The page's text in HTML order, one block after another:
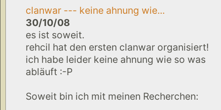
clanwar --- keine ahnung wie...
30/10/08
es ist soweit.
rehcil hat den ersten clanwar organisiert!
ich habe leider keine ahnung wie so was
abläuft :-P
Soweit bin ich mit meinen Recherchen: